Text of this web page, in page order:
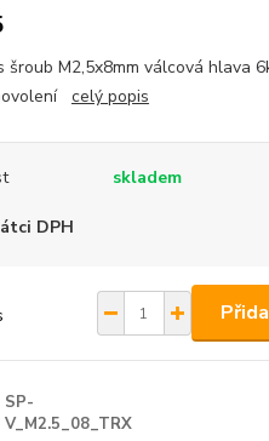
šroub M2,5x8mm válcová hlava
celý popis
skladem
DPH
SP-
V_M2.5_08_TRX